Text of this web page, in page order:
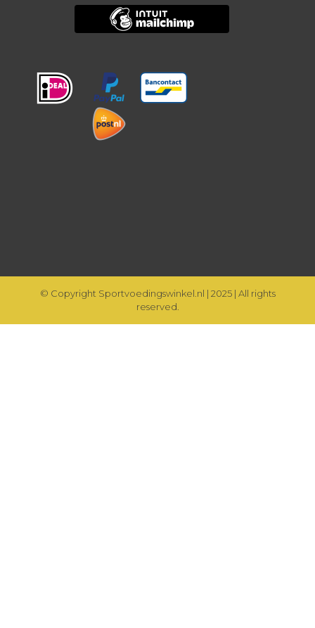
© Copyright Sportvoedingswinkel.nl | 2025 | All rights
reserved.